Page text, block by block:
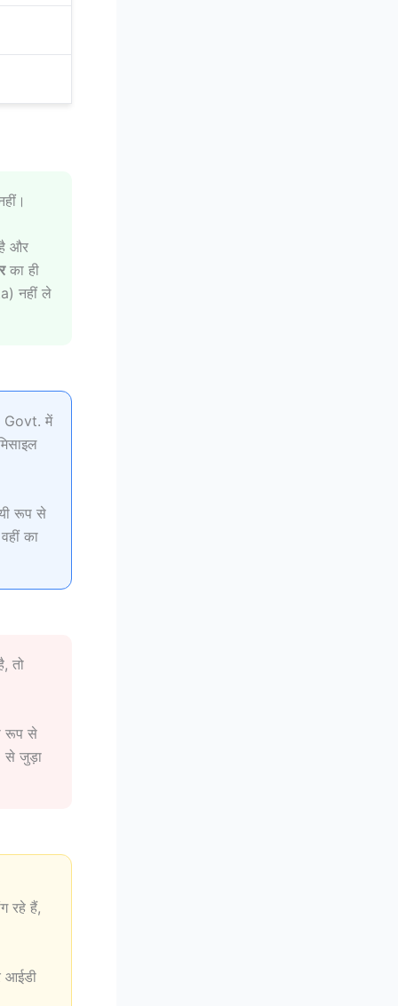
है और
का ही
नहीं ले
Govt. में
रूप से
का
तो
रूप से
से जुड़ा
रहे हैं,
आईडी